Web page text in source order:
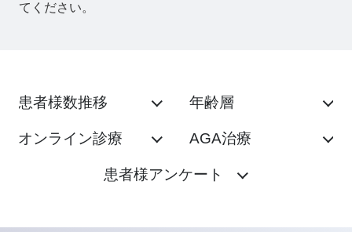
てください。
患者様数推移 年齢層
オンライン診療 AGA治療
患者様アンケート